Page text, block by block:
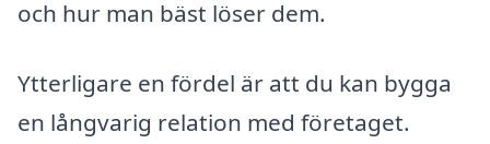
och hur man bäst löser dem.
Ytterligare en fördel är att du kan bygga
en långvarig relation med företaget.